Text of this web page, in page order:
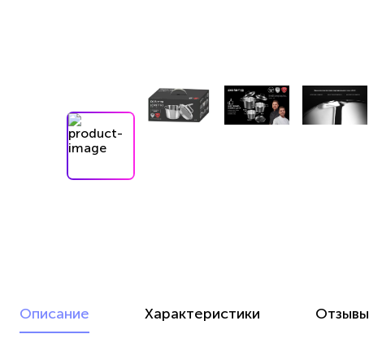
Описание Характеристики Отзывы